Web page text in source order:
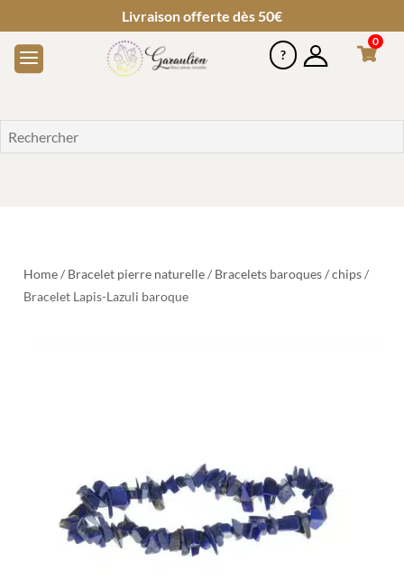
Livraison offerte dès 50€
0
Home/ Bracelet pierre naturelle/ Bracelets baroques / chips/
Bracelet Lapis-Lazuli baroque